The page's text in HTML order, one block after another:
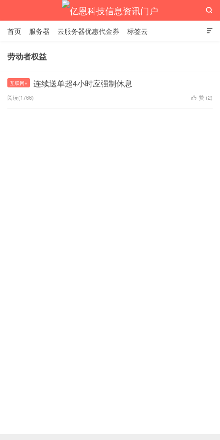
亿恩科技信息资讯门户

首页 服务器 云服务器优惠代金券 标签云

劳动者权益
互联网+ 连续送单超4小时应强制休息
阅读(1766)  赞 (2)